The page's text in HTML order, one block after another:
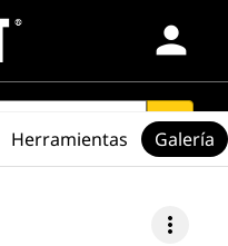
person
search
more_vert
Herramientas Galería